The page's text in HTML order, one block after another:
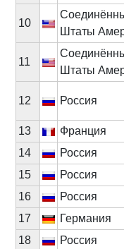
10
Штаты
11
Штаты
12 Россия
13 Франция
14
Россия
15
Россия
16
Россия
17
Германия
18
Россия